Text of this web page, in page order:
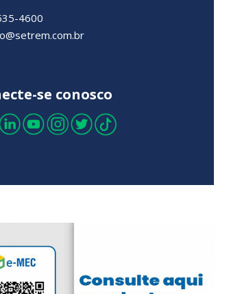
4600
se conosco